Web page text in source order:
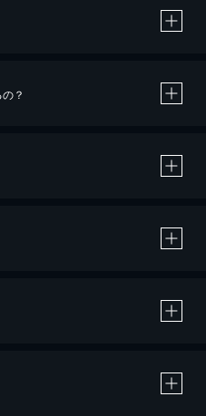
？
ド決済による作品の購入 / レンタルです。